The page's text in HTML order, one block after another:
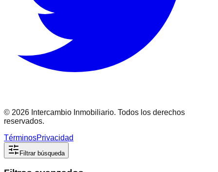
© 2026 Intercambio Inmobiliario. Todos los derechos
reservados.
TérminosPrivacidad
Filtrar búsqueda